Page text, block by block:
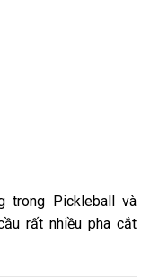
trong Pickleball và
rất nhiều pha cắt